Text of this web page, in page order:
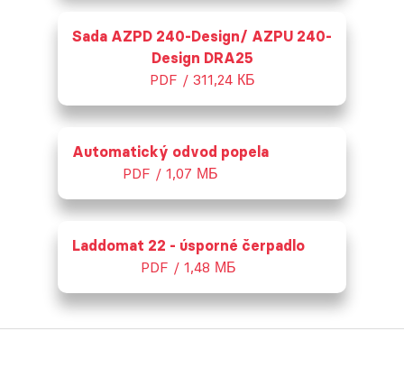
Sada AZPD 240-Design/ AZPU 240-
Design DRA25
PDF / 311,24 КБ
Automatický odvod popela
PDF / 1,07 МБ
Laddomat 22 - úsporné čerpadlo
PDF / 1,48 МБ